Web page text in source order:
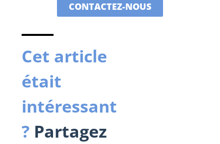
CONTACTEZ-NOUS
Cet article
était
intéressant
? Partagez